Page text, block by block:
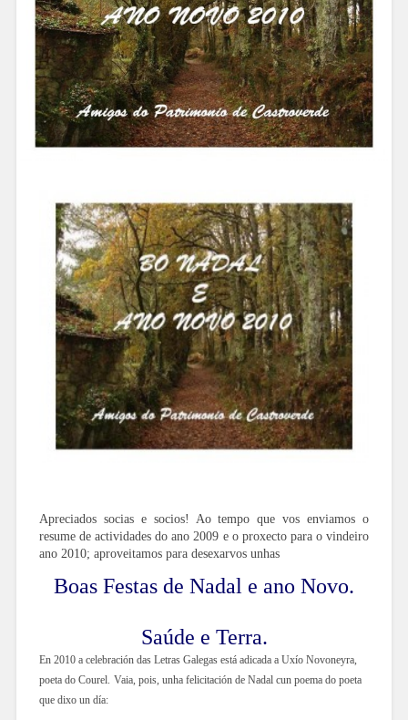
Apreciados socias e socios! Ao tempo que vos enviamos o
resume de actividades do ano 2009 e o proxecto para o vindeiro
ano 2010; aproveitamos para desexarvos unhas
Boas Festas de Nadal e ano Novo.
Saúde e Terra.
En 2010 a celebración das Letras Galegas está adicada a Uxío Novoneyra,
poeta do Courel. Vaia, pois, unha felicitación de Nadal cun poema do poeta
que dixo un día: